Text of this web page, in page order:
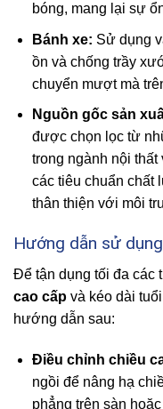
bóng, mang lại sự
Bánh xe: Sử dụng
ồn và chống trầy
chuyển mượt mà
Nguồn gốc sản
được chọn lọc từ
trong ngành nội thất
các tiêu chuẩn chất
thân thiện với môi
Hướng dẫn sử
Để tận dụng tối đa các
cao cấp và kéo dài
hướng dẫn sau:
Điều chỉnh chiều
ngồi để nâng hạ
phẳng trên sàn